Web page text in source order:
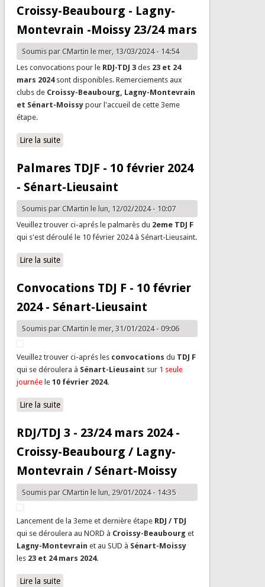
Croissy-Beaubourg - Lagny-
Montevrain -Moissy 23/24 mars
Soumis par CMartinle mer, 13/03/2024 - 14:54
Les convocations pour le RDJ-TDJ 3des 23 et 24
mars 2024sont disponibles. Remerciements aux
clubs de Croissy-Beaubourg, Lagny-Montevrain
et Sénart-Moissy pour l'accueil de cette 3eme
étape.
Lire la suitede Convocations RDJ/TDJ 3 - Croissy-Beaubourg -
Palmares TDJF - 10 février 2024
- Sénart-Lieusaint
Soumis par CMartinle lun, 12/02/2024 - 10:07
Veuillez trouver ci-aprés le palmarès du 2eme TDJ F
qui s'est déroulé le 10 février 2024 à Sénart-Lieusaint.
Lire la suitede Palmares TDJF - 10 février 2024 - Sénart-Lieusaint
Convocations TDJ F - 10 février
2024 - Sénart-Lieusaint
Soumis par CMartinle mer, 31/01/2024 - 09:06
Veuillez trouver ci-aprés les convocations du TDJ F
qui se déroulera à Sénart-Lieusaint sur 1 seule
journéele 10 février 2024.
Lire la suitede Convocations TDJ F - 10 février 2024 - Sénart-
RDJ/TDJ 3 - 23/24 mars 2024 -
Croissy-Beaubourg / Lagny-
Montevrain / Sénart-Moissy
Soumis par CMartinle lun, 29/01/2024 - 14:35
Lancement de la 3eme et dernière étape RDJ / TDJ
qui se déroulera au NORD à Croissy-Beaubourg et
Lagny-Montevrain et au SUD à Sénart-Moissy
les 23 et 24 mars 2024.
Lire la suitede RDJ/TDJ 3 - 23/24 mars 2024 - Croissy-Beaubourg /